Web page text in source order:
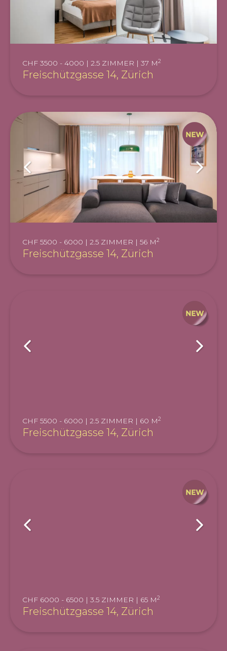
CHF 3500 - 4000 | 2.5 ZIMMER | 37 M2
Freischützgasse 14, Zürich
CHF 5500 - 6000 | 2.5 ZIMMER | 56 M2
Freischützgasse 14, Zürich
CHF 5500 - 6000 | 2.5 ZIMMER | 60 M2
Freischützgasse 14, Zürich
CHF 6000 - 6500 | 3.5 ZIMMER | 65 M2
Freischützgasse 14, Zürich